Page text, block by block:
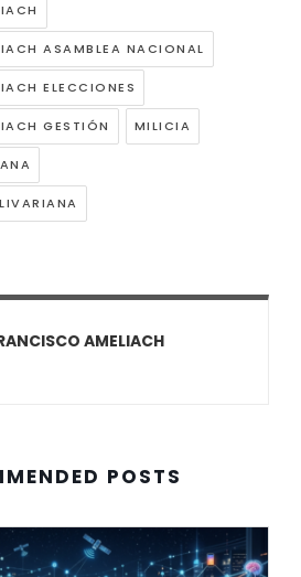
ASAMBLEA NACIONAL
ELECCIONES
GESTIÓN MILICIA
AMELIACH
POSTS